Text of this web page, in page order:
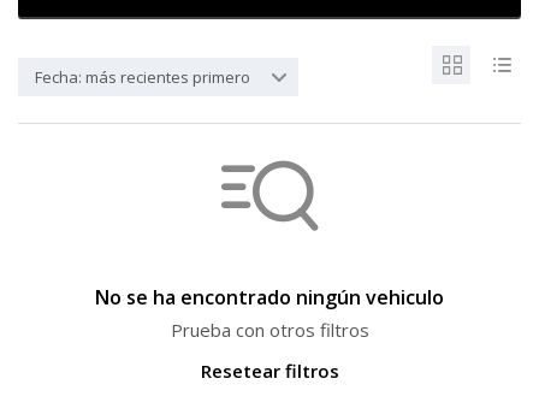
Fecha: más recientes primero
No se ha encontrado ningún vehiculo
Prueba con otros filtros
Resetear filtros